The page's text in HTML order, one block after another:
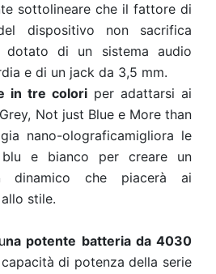
sottolineare che il fattore di
dispositivo non sacrifica
di un sistema audio
e di un jack da 3,5 mm.
in tre colori per adattarsi ai
Not just Blue e More than
nano-olograficamigliora le
e bianco per creare un
dinamico che piacerà ai
stile.
na potente batteria da 4030
di potenza della serie